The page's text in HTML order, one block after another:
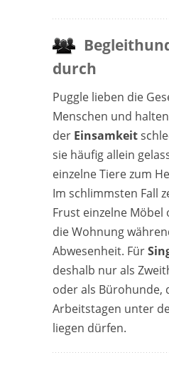
durch
Puggle lieben die
Menschen und
der Einsamkeit
sie häufig allein
einzelne Tiere zum
Im schlimmsten Fall
Frust einzelne
die Wohnung
Abwesenheit. Für
deshalb nur als
oder als Bürohunde,
Arbeitstagen unter
liegen dürfen.